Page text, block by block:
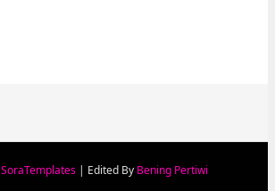
SoraTemplates| Edited By Bening Pertiwi